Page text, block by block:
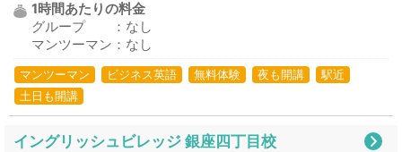
1時間あたりの料金
グループ ：なし
マンツーマン：なし
マンツーマン ビジネス英語 無料体験 夜も開講
駅近
土日も開講
イングリッシュビレッジ 銀座四丁目校